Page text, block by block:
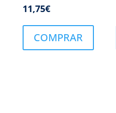
11,75€
COMPRAR